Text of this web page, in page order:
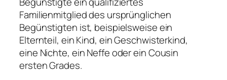
Familienmitglied des ursprünglichen
Begünstigten ist, beispielsweise ein
Elternteil, ein Kind, ein Geschwisterkind,
eine Nichte, ein Neffe oder ein Cousin
ersten Grades.